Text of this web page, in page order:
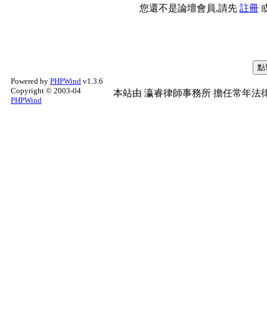
您還不是論壇會員,請先 註冊
Powered by PHPWind v1.3.6
Copyright © 2003-04
PHPWind
本站由 瀛睿律師事務所 擔任常年法